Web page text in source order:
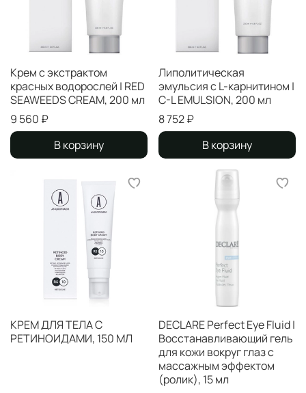
Крем с экстрактом
красных водорослей | RED
SEAWEEDS CREAM, 200 мл
9 560 ₽
В корзину
Липолитическая
эмульсия с L-карнитином |
C-L EMULSION, 200 мл
8 752 ₽
В корзину
КРЕМ ДЛЯ ТЕЛА С
РЕТИНОИДАМИ, 150 МЛ
DECLARE Perfect Eye Fluid |
Восстанавливающий гель
для кожи вокруг глаз с
массажным эффектом
(ролик), 15 мл